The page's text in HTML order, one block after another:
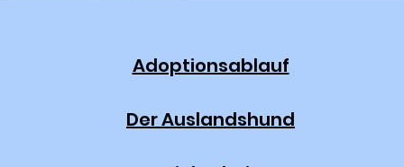
Adoptionsablauf
Der Auslandshund